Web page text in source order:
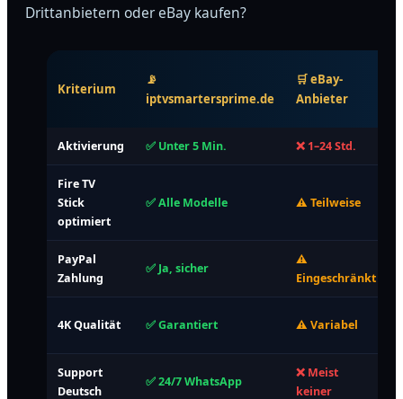
Drittanbietern oder eBay kaufen?
Kriterium
📡
iptvsmartersprime.de
🛒 eBay-
Anbieter
Aktivierung ✅ Unter 5 Min. ❌ 1–24 Std.
Fire TV
Stick
optimiert
✅ Alle Modelle ⚠️ Teilweise
PayPal
Zahlung
✅ Ja, sicher
⚠️
Eingeschränkt
4K Qualität ✅ Garantiert ⚠️ Variabel
Support
Deutsch
✅ 24/7 WhatsApp
❌ Meist
keiner